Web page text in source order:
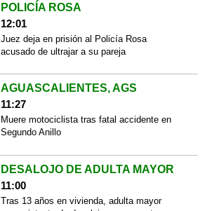
POLICÍA ROSA
12:01
Juez deja en prisión al Policía Rosa
acusado de ultrajar a su pareja
AGUASCALIENTES, AGS
11:27
Muere motociclista tras fatal accidente en
Segundo Anillo
DESALOJO DE ADULTA MAYOR
11:00
Tras 13 años en vivienda, adulta mayor